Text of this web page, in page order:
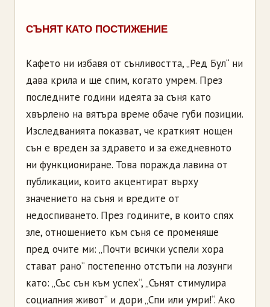
СЪНЯТ КАТО ПОСТИЖЕНИЕ
Кафето ни избавя от сънливостта, „Ред Бул“ ни
дава крила и ще спим, когато умрем. През
последните години идеята за съня като
хвърлено на вятъра време обаче губи позиции.
Изследванията показват, че краткият нощен
сън е вреден за здравето и за ежедневното
ни функциониране. Това поражда лавина от
публикации, които акцентират върху
значението на съня и вредите от
недоспиването. През годините, в които спях
зле, отношението към съня се променяше
пред очите ми: „Почти всички успели хора
стават рано“ постепенно отстъпи на лозунги
като: „Със сън към успех“, „Сънят стимулира
социалния живот“ и дори „Спи или умри!“. Ако